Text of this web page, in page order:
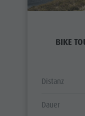
BIKE
Distanz
Dauer